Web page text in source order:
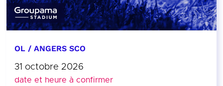
OL / ANGERS SCO
31 octobre 2026
date et heure à confirmer